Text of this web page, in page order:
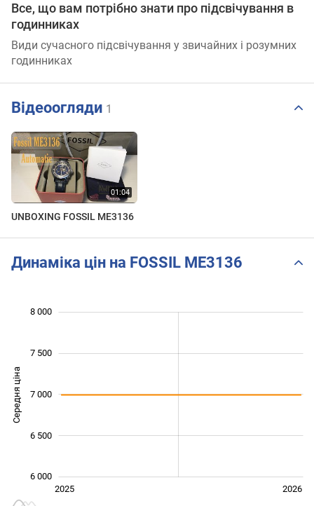
Все, що вам потрібно знати про підсвічування в
годинниках
Види сучасного підсвічування у звичайних і розумних
годинниках
Відеоогляди 1
UNBOXING FOSSIL ME3136
Динаміка цін на FOSSIL ME3136
Середня ціна 6 000
6 000
6 500
7 000
7 500
8 000
L
Січ. 2025
Лип.
2027 2026
2025